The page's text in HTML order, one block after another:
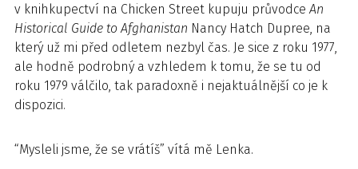
v knihkupectví na Chicken Street kupuju průvodceAn
Historical Guide to Afghanistan Nancy Hatch Dupree, na
který už mi před odletem nezbyl čas. Je sice z roku 1977,
ale hodně podrobný a vzhledem k tomu, že se tu od
roku 1979 válčilo, tak paradoxně i nejaktuálnější co je k
dispozici.
“Mysleli jsme, že se vrátíš” vítá mě Lenka.